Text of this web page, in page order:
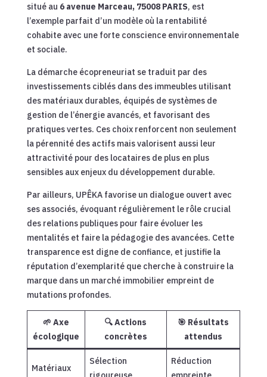
situé au 6 avenue Marceau, 75008 PARIS, est
l’exemple parfait d’un modèle où la rentabilité
cohabite avec une forte conscience environnementale
et sociale.
La démarche écopreneuriat se traduit par des
investissements ciblés dans des immeubles utilisant
des matériaux durables, équipés de systèmes de
gestion de l’énergie avancés, et favorisant des
pratiques vertes. Ces choix renforcent non seulement
la pérennité des actifs mais valorisent aussi leur
attractivité pour des locataires de plus en plus
sensibles aux enjeux du développement durable.
Par ailleurs, UPÊKA favorise un dialogue ouvert avec
ses associés, évoquant régulièrement le rôle crucial
des relations publiques pour faire évoluer les
mentalités et faire la pédagogie des avancées. Cette
transparence est digne de confiance, et justifie la
réputation d’exemplarité que cherche à construire la
marque dans un marché immobilier empreint de
mutations profondes.
🌱 Axe
écologique
🔍 Actions
concrètes
🎯 Résultats
attendus
Matériaux
Sélection
Réduction